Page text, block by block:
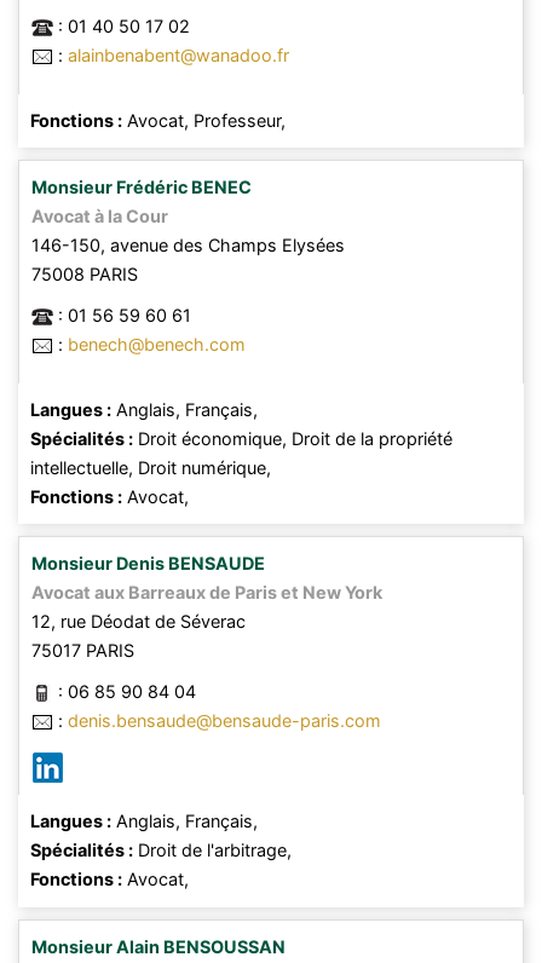
: 01 40 50 17 02
: alainbenabent@wanadoo.fr
Fonctions : Avocat, Professeur,
Monsieur Frédéric BENEC
Avocat à la Cour
146-150, avenue des Champs Elysées
75008 PARIS
: 01 56 59 60 61
: benech@benech.com
Langues : Anglais, Français,
Spécialités : Droit économique, Droit de la propriété
intellectuelle, Droit numérique,
Fonctions : Avocat,
Monsieur Denis BENSAUDE
Avocat aux Barreaux de Paris et New York
12, rue Déodat de Séverac
75017 PARIS
: 06 85 90 84 04
: denis.bensaude@bensaude-paris.com
Langues : Anglais, Français,
Spécialités : Droit de l'arbitrage,
Fonctions : Avocat,
MonsieurAlain BENSOUSSAN